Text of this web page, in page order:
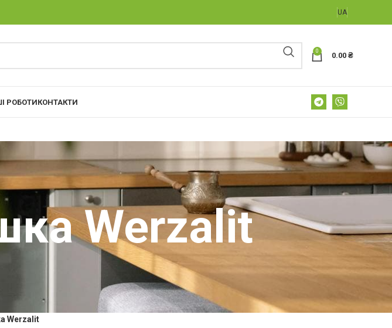
UA
0
0.00 ₴
РОБОТИКОНТАКТИ
Werzalit
Werzalit